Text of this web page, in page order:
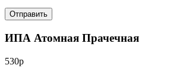
ИПА Атомная Прачечная
530р